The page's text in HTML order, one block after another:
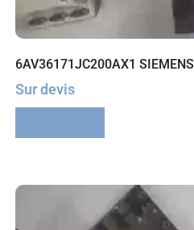
6AV36171JC200AX1 SIEMENS
Sur devis